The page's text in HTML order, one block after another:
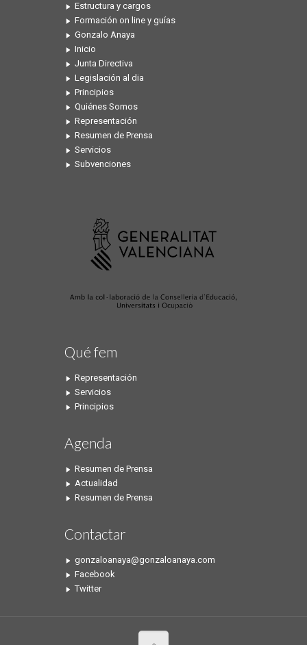
Estructura y cargos
Formación on line y guías
Gonzalo Anaya
Inicio
Junta Directiva
Legislación al dia
Principios
Quiénes Somos
Representación
Resumen de Prensa
Servicios
Subvenciones
Qué fem
Representación
Servicios
Principios
Agenda
Resumen de Prensa
Actualidad
Resumen de Prensa
Contactar
gonzaloanaya@gonzaloanaya.com
Facebook
Twitter